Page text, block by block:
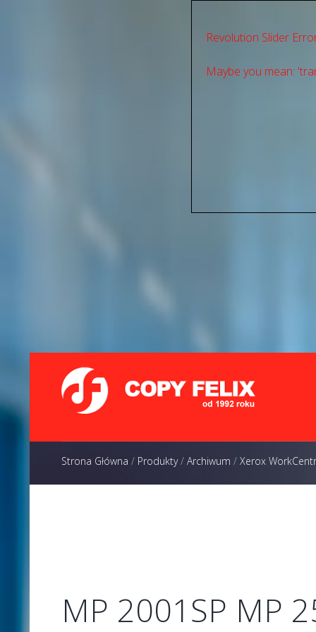
Revolution Slider
Maybe you mean:
Strona Główna / Produkty/ Archiwum / Xerox
MP 2001SP MP